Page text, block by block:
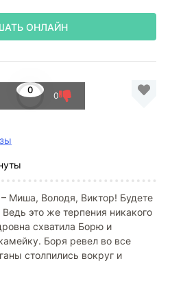
ОНЛАЙН
0
0
– Миша, Володя, Виктор! Будете
это же терпения никакого
схватила Борю и
Боря ревел во все
столпились вокруг и